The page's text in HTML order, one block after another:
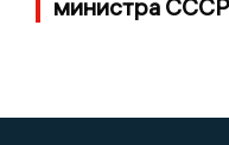
министра СССР